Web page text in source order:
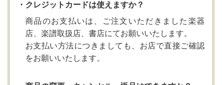
・クレジットカードは使えますか？
商品のお支払いは、ご注文いただきました楽器
店、楽譜取扱店、書店にてお願いいたします。
お支払い方法につきましても、お店で直接ご確認
をお願いいたします。